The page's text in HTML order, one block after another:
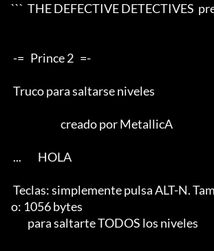
```  THE DEFECTIVE DETECTIVES
o: 1056 bytes